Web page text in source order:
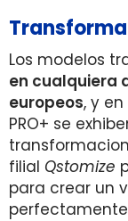
Los modelos
en cualquiera
europeos, y
PRO+ se
filial Qstomize
para crear un